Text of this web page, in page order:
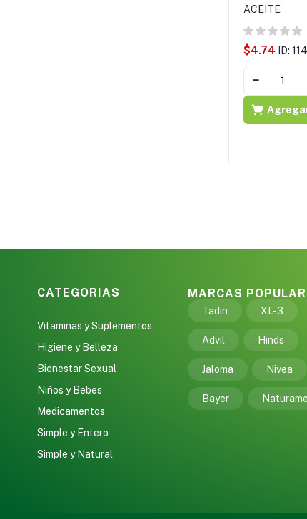
ACEITE
$4.74 ID:
−
CATEGORIAS
Vitaminas y Suplementos
Higiene y Belleza
Bienestar Sexual
Niños y Bebes
Medicamentos
Simple y Entero
Simple y Natural
MARCAS
Tadin XL-3
Advil Hinds
Jaloma Nivea
Bayer